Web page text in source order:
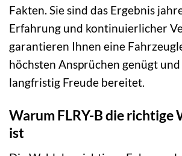
Fakten. Sie sind das Ergebnis
Erfahrung und kontinuierlicher
garantieren Ihnen eine
höchsten Ansprüchen genügt
langfristig Freude bereitet.
Warum FLRY-B die richtige
ist